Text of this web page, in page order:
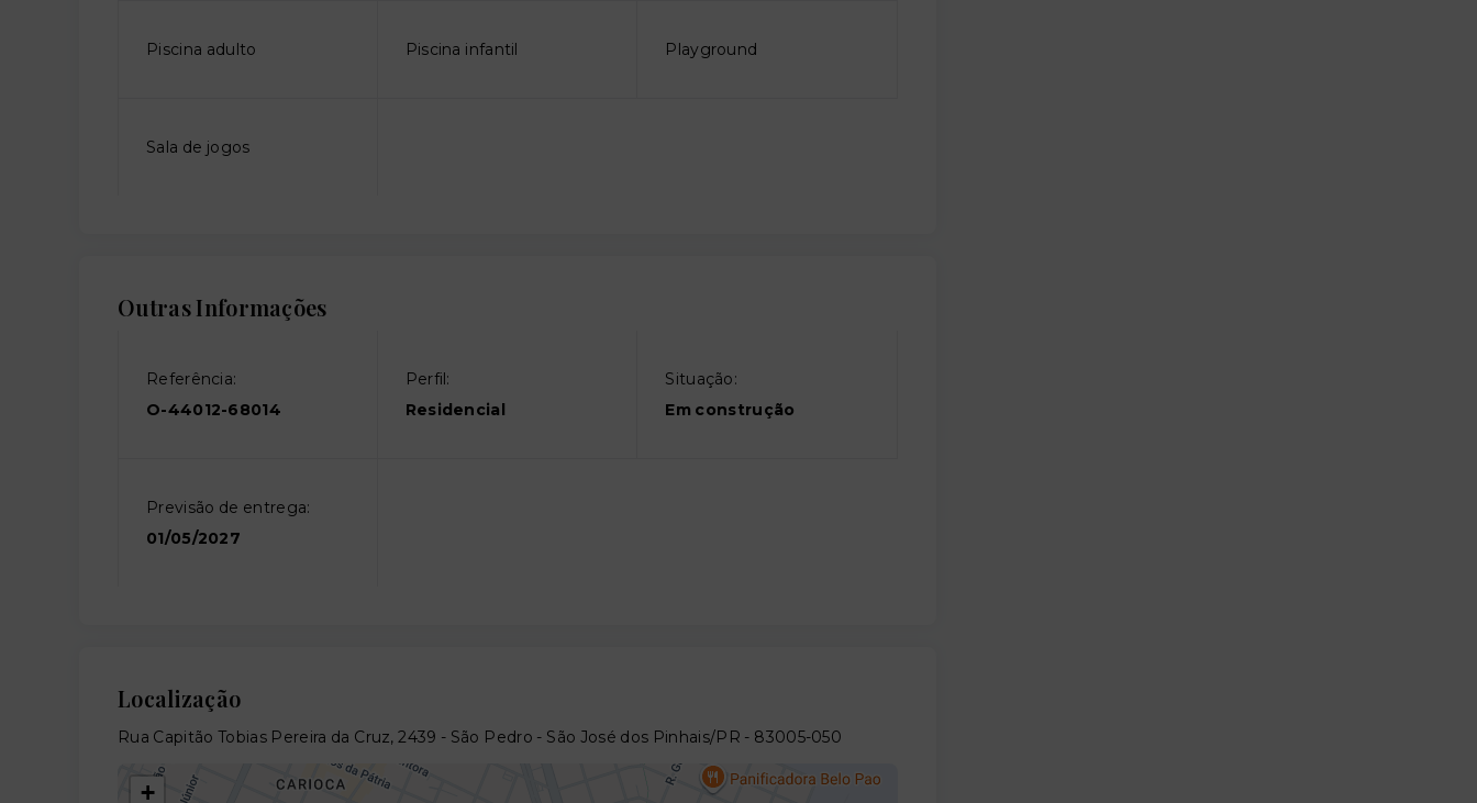
Piscina adulto Piscina infantil Playground
Sala de jogos
Outras Informações
Referência:
O-44012-68014
Perfil:
Residencial
Situação:
Em construção
Previsão de entrega:
01/05/2027
Localização
Rua Capitão Tobias Pereira da Cruz, 2439 - São Pedro - São José dos Pinhais/PR - 83005-050
+